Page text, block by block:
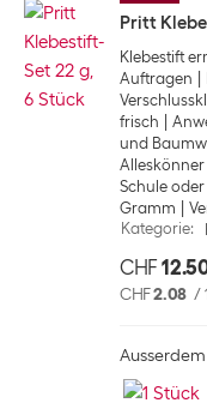
Pritt
Klebestift
Auftragen
frisch
und
Schule
Gramm
Kategorie:
CHF
CHF2.08 /